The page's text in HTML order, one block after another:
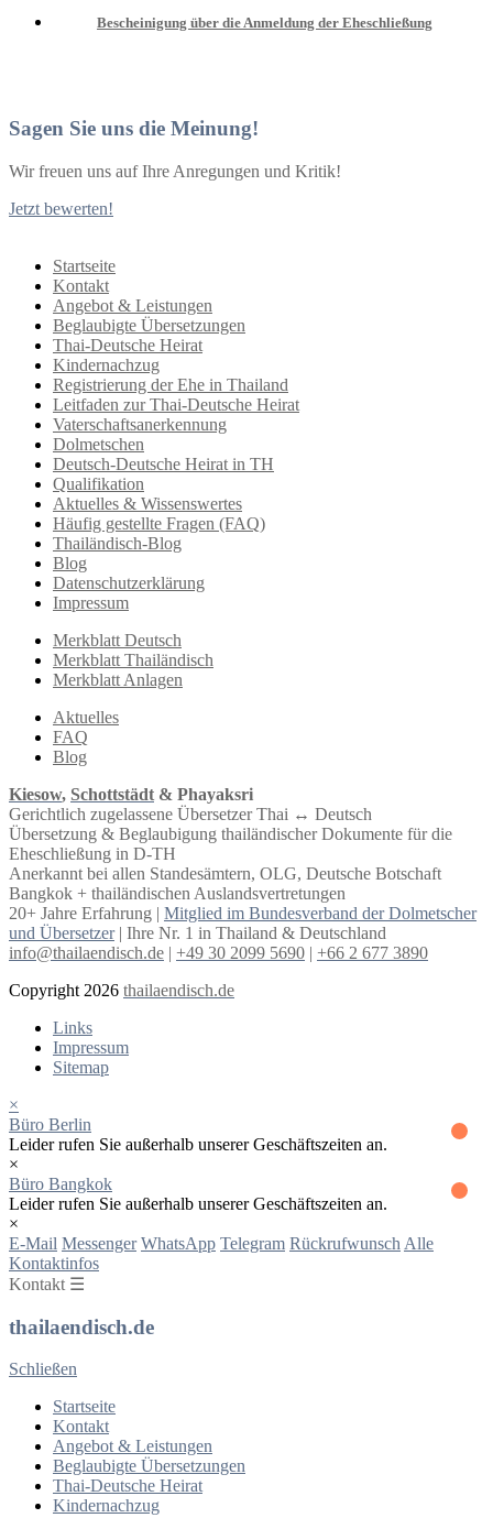
Bescheinigung über die Anmeldung der Eheschließung
Sagen Sie uns die Meinung!
Wir freuen uns auf Ihre Anregungen und Kritik!
Jetzt bewerten!
Startseite
Kontakt
Angebot & Leistungen
Beglaubigte Übersetzungen
Thai-Deutsche Heirat
Kindernachzug
Registrierung der Ehe in Thailand
Leitfaden zur Thai-Deutsche Heirat
Vaterschaftsanerkennung
Dolmetschen
Deutsch-Deutsche Heirat in TH
Qualifikation
Aktuelles & Wissenswertes
Häufig gestellte Fragen (FAQ)
Thailändisch-Blog
Blog
Datenschutzerklärung
Impressum
Merkblatt Deutsch
Merkblatt Thailändisch
Merkblatt Anlagen
Aktuelles
FAQ
Blog
Kiesow, Schottstädt & Phayaksri
Gerichtlich zugelassene Übersetzer Thai ↔︎ Deutsch
Übersetzung & Beglaubigung thailändischer Dokumente für die
Eheschließung in D-TH
Anerkannt bei allen Standesämtern, OLG, Deutsche Botschaft
Bangkok + thailändischen Auslandsvertretungen
20+ Jahre Erfahrung | Mitglied im Bundesverband der Dolmetscher
und Übersetzer| Ihre Nr. 1 in Thailand & Deutschland
info@thailaendisch.de | +49 30 2099 5690 | +66 2 677 3890
Copyright 2026 thailaendisch.de
Links
Impressum
Sitemap
×
Büro Berlin
Leider rufen Sie außerhalb unserer Geschäftszeiten an.
×
Büro Bangkok
Leider rufen Sie außerhalb unserer Geschäftszeiten an.
×
E-Mail Messenger WhatsApp Telegram Rückrufwunsch Alle
Kontaktinfos
Kontakt ☰
thailaendisch.de
Schließen
Startseite
Kontakt
Angebot & Leistungen
Beglaubigte Übersetzungen
Thai-Deutsche Heirat
Kindernachzug